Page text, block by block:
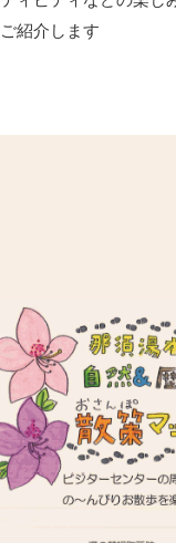
ご紹介します